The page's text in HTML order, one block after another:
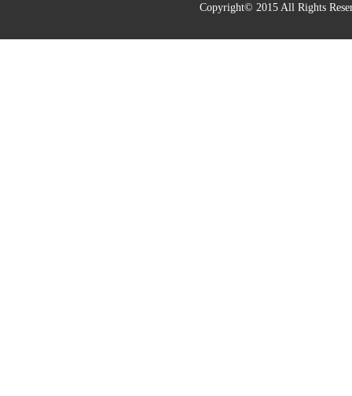
Copyright© 2015 All Rights